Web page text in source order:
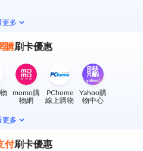
更多
購刷卡優惠
momo購
物網
PChome
線上購物
Yahoo購
物中心
更多
付刷卡優惠